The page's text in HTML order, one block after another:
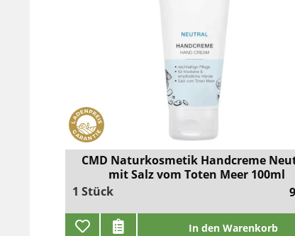
CMD Naturkosmetik Handcreme
mit Salz vom Toten Meer 100ml
1 Stück
In den Warenkorb